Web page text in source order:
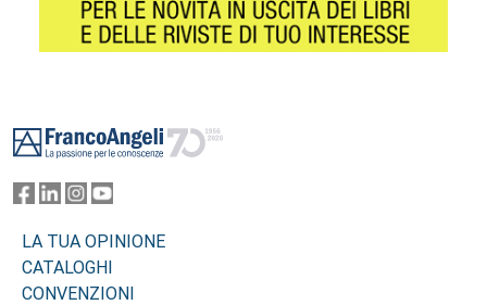
LA TUA OPINIONE
CATALOGHI
CONVENZIONI